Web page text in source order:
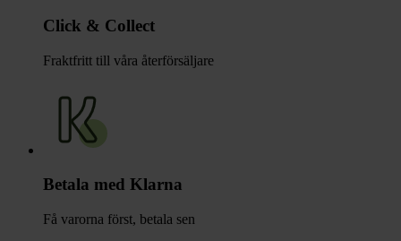
Click & Collect
Fraktfritt till våra återförsäljare
Betala med Klarna
Få varorna först, betala sen